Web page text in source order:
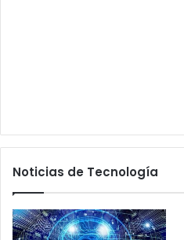
Noticias de Tecnología